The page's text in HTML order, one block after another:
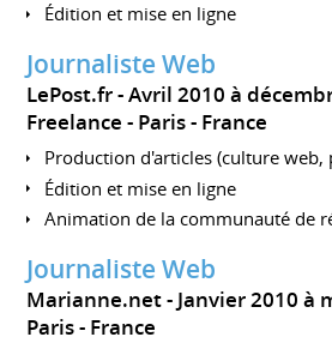
Édition et mise en ligne
Journaliste Web
LePost.fr
Avril 2010 à
Freelance
Paris France
Production d'articles (culture web,
Édition et mise en ligne
Animation de la communauté de
Journaliste Web
Marianne.net Janvier 2010 à
Paris
France